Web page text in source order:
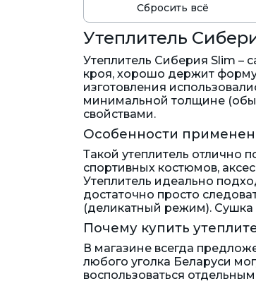
Сбросить всё
Утеплитель
Утеплитель Сиберия Slim –
кроя, хорошо держит
изготовления
минимальной толщине
свойствами.
Особенности
Такой утеплитель отлично
спортивных костюмов,
Утеплитель идеально
достаточно просто
(деликатный режим). Сушка
Почему купить
В магазине всегда
любого уголка Беларуси
воспользоваться